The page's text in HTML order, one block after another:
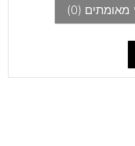
מאומתים (0
)